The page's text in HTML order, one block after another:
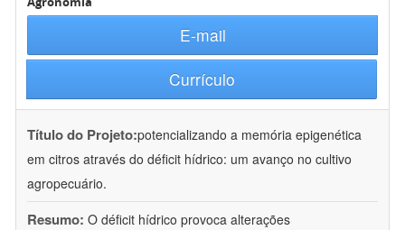
E-mail
Currículo
Título do Projeto:potencializando a memória epigenética
em citros através do déficit hídrico: um avanço no cultivo
agropecuário.
Resumo: O déficit hídrico provoca alterações